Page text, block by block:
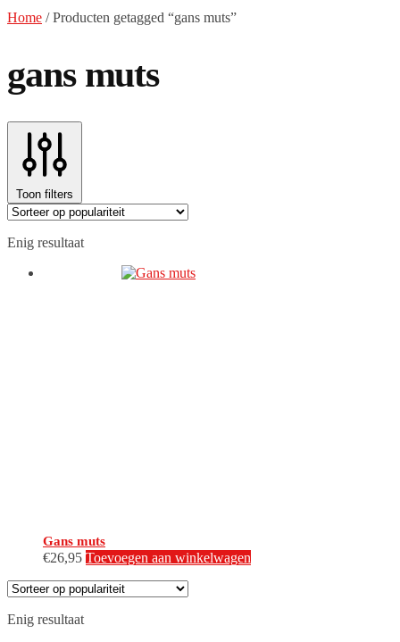
Home /Producten getagged “gans muts”
gans muts
Toon filters
Enig resultaat
Gans muts
€26,95 Toevoegen aan winkelwagen
Enig resultaat